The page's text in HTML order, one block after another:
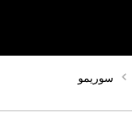
سوريمو